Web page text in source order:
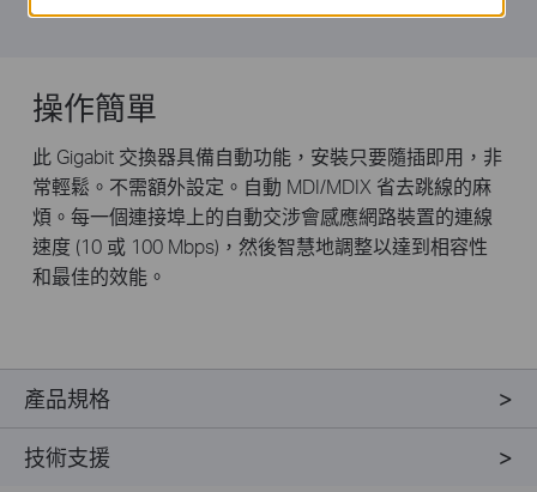
操作簡單
此 Gigabit 交換器具備自動功能，安裝只要隨插即用，非
常輕鬆。不需額外設定。自動 MDI/MDIX 省去跳線的麻
煩。每一個連接埠上的自動交涉會感應網路裝置的連線
速度 (10 或 100 Mbps)，然後智慧地調整以達到相容性
和最佳的效能。
產品規格
技術支援